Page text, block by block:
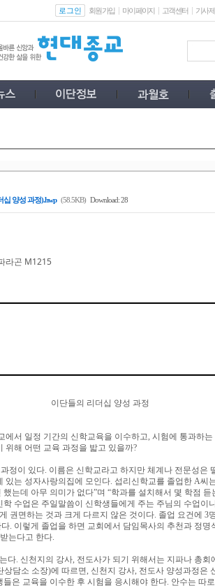
로그인 회원가입 마이페이지 고객센터 기사
양성 과정).hwp (58.5KB) Download: 28
라곤 M1215
이단들의 리더십 양성 과정
에서 일정 기간의 신학교육을 이수하고, 시험에 통과하
위해 어떤 교육 과정을 밟고 있을까?
정이 있다. 이름은 신학교라고 하지만 체계나 전문성은
있는 성자사랑의집에 모인다. 섭리신학교를 졸업한 A씨
했는데 아무 의미가 없다”며 “학과를 설치해서 몇 학점 듣
학 수업은 주일말씀이 신학생들에게 주는 주님의 수업이
권면하는 것과 크게 다르지 않은 것이다. 졸업 요건에 3
다. 이렇게 졸업을 하면 교회에서 담임목사의 추천과 정명
받는다고 한다.
다. 신천지의 강사, 전도사가 되기 위해서는 지파나 총
상담소 소장)에 따르면, 신천지 강사, 전도사 양성과정은
들은 교육을 이수한 후 시험을 응시해야 한다. 안수는 따